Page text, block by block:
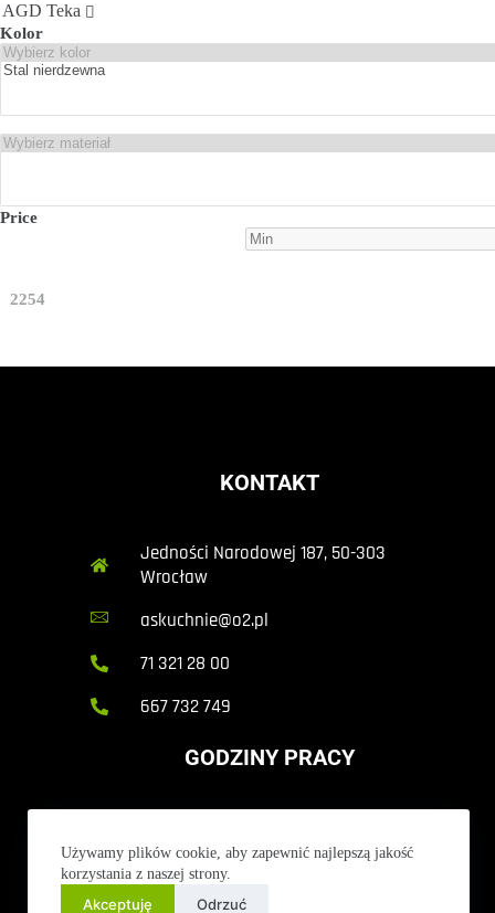
Używamy plików cookie, aby zapewnić najlepszą jakość
korzystania z naszej strony.
Akceptuję Odrzuć
AGD Teka 
Kolor
Price
2254
KONTAKT
Jedności Narodowej 187, 50-303
Wrocław
askuchnie@o2.pl
71 321 28 00
667 732 749
GODZINY PRACY